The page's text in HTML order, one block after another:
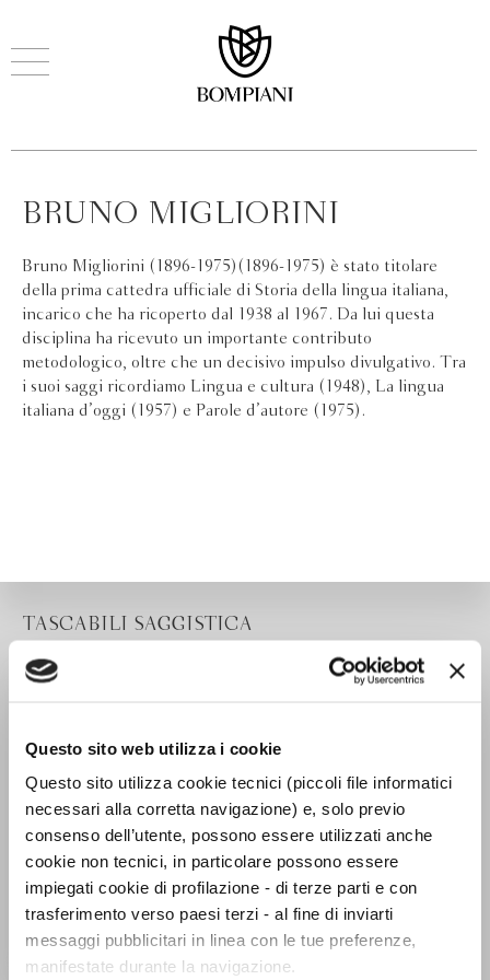
Questo sito web utilizza i cookie
Questo sito utilizza cookie tecnici (piccoli file informatici
necessari alla corretta navigazione) e, solo previo
consenso dell’utente, possono essere utilizzati anche
cookie non tecnici, in particolare possono essere
impiegati cookie di profilazione - di terze parti e con
trasferimento verso paesi terzi - al fine di inviarti
messaggi pubblicitari in linea con le tue preferenze,
manifestate durante la navigazione.
BRUNO MIGLIORINI
Bruno Migliorini (1896-1975)(1896-1975) è stato titolare
della prima cattedra ufficiale di Storia della lingua italiana,
incarico che ha ricoperto dal 1938 al 1967. Da lui questa
disciplina ha ricevuto un importante contributo
metodologico, oltre che un decisivo impulso divulgativo. Tra
i suoi saggi ricordiamo Lingua e cultura (1948), La lingua
italiana d’oggi (1957) e Parole d’autore (1975).
TASCABILI SAGGISTICA